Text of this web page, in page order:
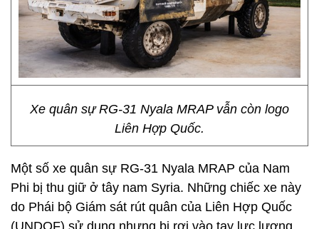
Syria. Mỹ đã đưa khoảng 350 UAV tới Iraq trong
năm 2017 và được Bộ Chỉ huy các chiến dịch đặc
biệt (SOCOM) sử dụng trong cuộc chiến chống IS.